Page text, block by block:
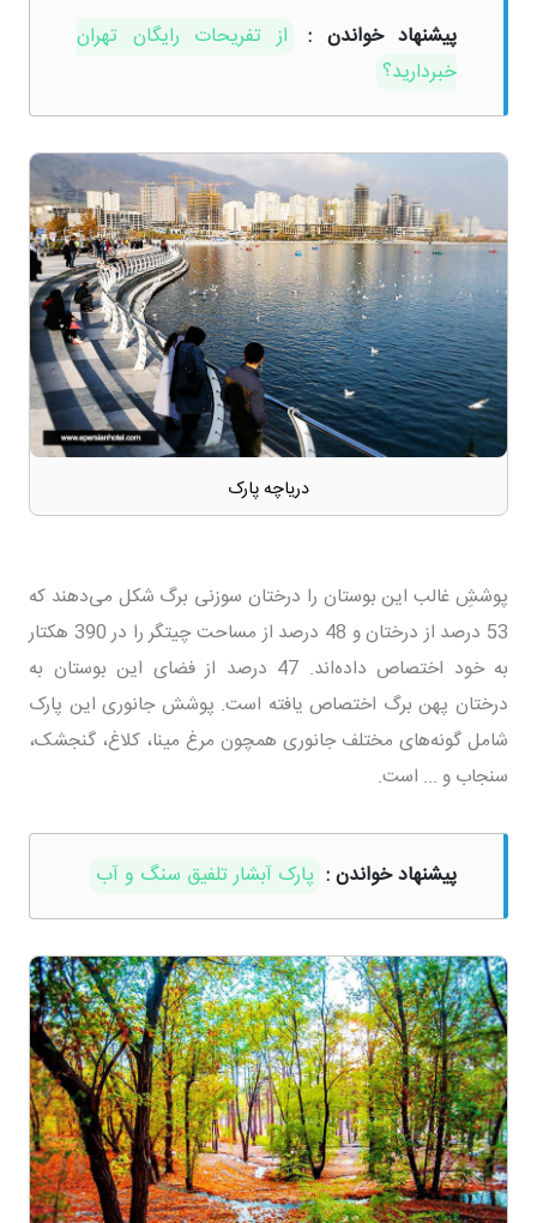
پیشنهاد خواندن :
از تفریحات رایگان تهران
خبردارید؟
دریاچه پارک
پوششِ غالب این بوستان را درختان سوزنی برگ شکل می‌دهند که
53 درصد از درختان و 48 درصد از مساحت چیتگر را در 390 هکتار
به خود اختصاص داده‌اند. 47 درصد از فضای این بوستان به
درختان پهن برگ اختصاص یافته است. پوشش جانوری این پارک
شامل گونه‌های مختلف جانوری همچون مرغ مینا، کلاغ، گنجشک،
سنجاب و ... است.
پیشنهاد خواندن : پارک آبشار تلفیق سنگ و آب